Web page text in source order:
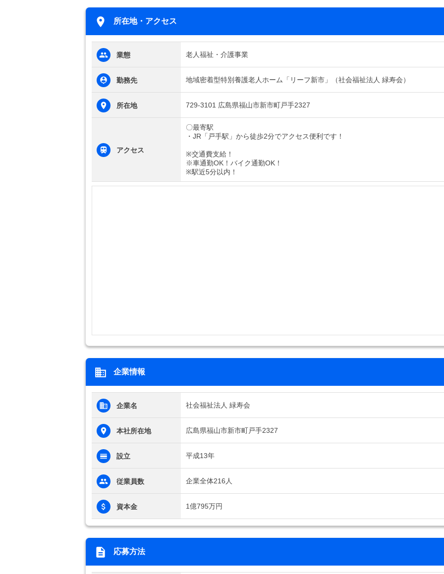
所在地・アクセス
業態 老人福祉・介護事業
勤務先 地域密着型特別養護老人ホーム「リーフ新市」（社会福祉法人 緑寿会）
所在地 729-3101 広島県福山市新市町戸手2327
アクセス
〇最寄駅
・JR「戸手駅」から徒歩2分でアクセス便利です！
※交通費支給！
※車通勤OK！バイク通勤OK！
※駅近5分以内！
企業情報
企業名 社会福祉法人 緑寿会
本社所在地 広島県福山市新市町戸手2327
設立 平成13年
従業員数 企業全体216人
資本金 1億795万円
応募方法